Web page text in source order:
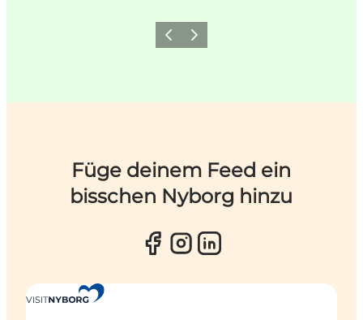
ZurückWeiter
Füge deinem Feed ein
bisschen Nyborg hinzu